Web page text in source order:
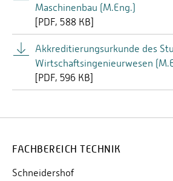
Maschinenbau (M.Eng.)
PDF 588 KB]
Akkreditierungsurkunde des
Wirtschaftsingenieurwesen
PDF 596 KB]
FACHBEREICH TECHNIK
Schneidershof